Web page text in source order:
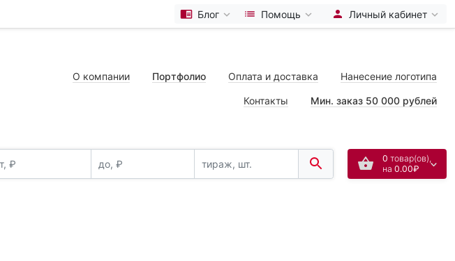
Блог Помощь Личный кабинет
О компании Портфолио Оплата и доставка Нанесение логотипа
Контакты Мин. заказ 50 000 рублей
0 товар(ов),
на 0.00₽